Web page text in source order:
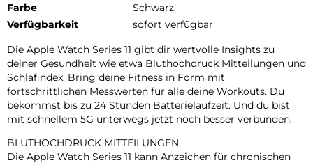
Farbe
Schwarz
Verfügbarkeit
sofort verfügbar
Die Apple Watch Series 11 gibt dir wertvolle Insights zu
deiner Gesundheit wie etwa Bluthochdruck Mitteilungen und
Schlafindex. Bring deine Fitness in Form mit
fortschrittlichen Messwerten für alle deine Workouts. Du
bekommst bis zu 24 Stunden Batterielaufzeit. Und du bist
mit schnellem 5G unterwegs jetzt noch besser verbunden.
BLUTHOCHDRUCK MITTEILUNGEN.
Die Apple Watch Series 11 kann Anzeichen für chronischen